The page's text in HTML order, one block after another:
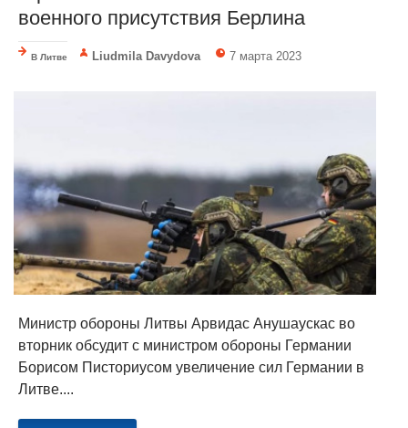
военного присутствия Берлина
В Литве Liudmila Davydova 7 марта 2023
Министр обороны Литвы Арвидас Анушаускас во
вторник обсудит с министром обороны Германии
Борисом Писториусом увеличение сил Германии в
Литве....